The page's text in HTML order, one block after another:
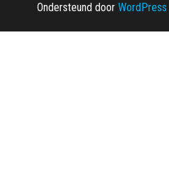
Ondersteund door WordPress